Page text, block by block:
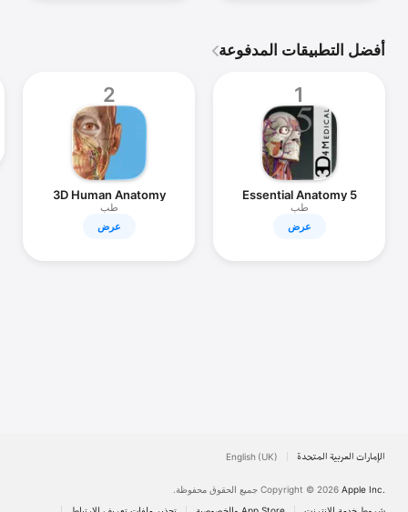
بحث
النظام الأساسي
Vision
أفضل التطبيقات المدفوعة
1
Essential Anatomy 5
طب
عرض
2
3D Human Anatomy
Atlas 2026
طب
عرض
الإمارات العربية المتحدة English (UK)
Copyright © 2026 Apple Inc.
جميع الحقوق محفوظة.